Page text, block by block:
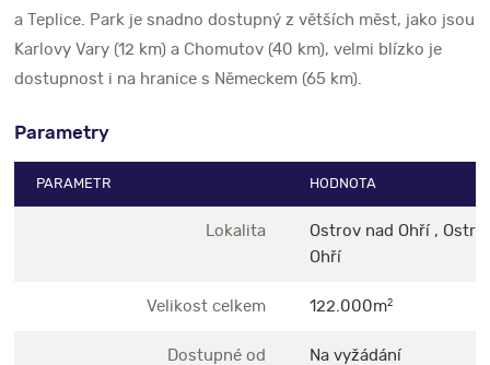
a Teplice. Park je snadno dostupný z větších měst, jako jsou
Karlovy Vary (12 km) a Chomutov (40 km), velmi blízko je
dostupnost i na hranice s Německem (65 km).
Parametry
PARAMETR HODNOTA
Lokalita
Ostrov nad Ohří ,
Ohří
Velikost celkem 122.000m2
Dostupné od Na vyžádání